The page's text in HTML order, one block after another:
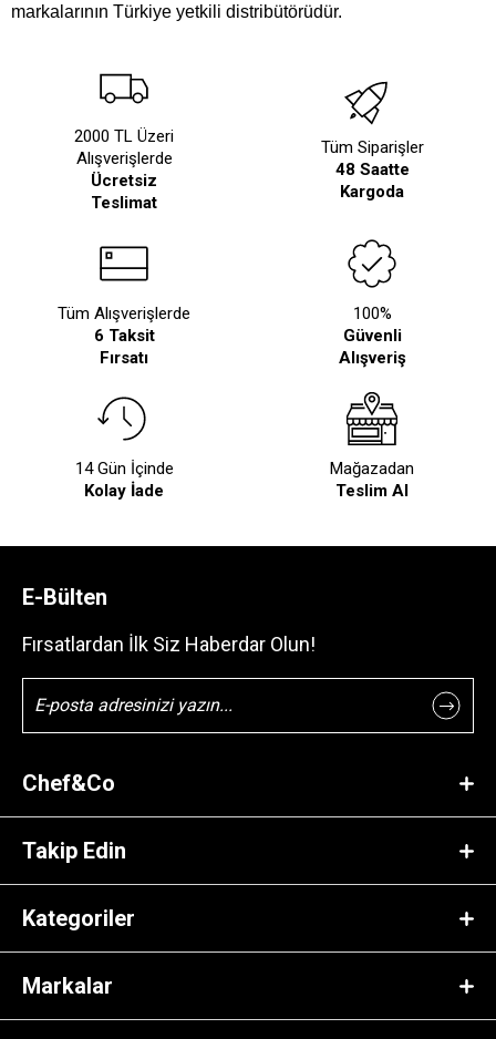
markalarının Türkiye yetkili distribütörüdür.
2000 TL Üzeri
Alışverişlerde
Ücretsiz
Teslimat
Tüm Siparişler
48 Saatte
Kargoda
Tüm Alışverişlerde
6 Taksit
Fırsatı
100%
Güvenli
Alışveriş
14 Gün İçinde
Kolay İade
Mağazadan
Teslim Al
E-Bülten
Fırsatlardan İlk Siz Haberdar Olun!
Chef&Co
Takip Edin
Kategoriler
Markalar